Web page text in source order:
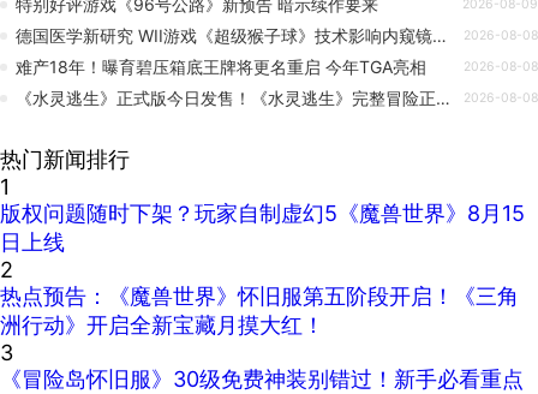
2026-08-09
德国医学新研究 WII游戏《超级猴子球》技术影响内窥镜手术训练 2026-08-08
难产18年！曝育碧压箱底王牌将更名重启 今年TGA亮相 2026-08-08
《水灵逃生》正式版今日发售！《水灵逃生》完整冒险正式开启 2026-08-08
热门新闻排行
1
版权问题随时下架？玩家自制虚幻5《魔兽世界》8月15
日上线
2
热点预告：《魔兽世界》怀旧服第五阶段开启！《三角
洲行动》开启全新宝藏月摸大红！
3
《冒险岛怀旧服》30级免费神装别错过！新手必看重点